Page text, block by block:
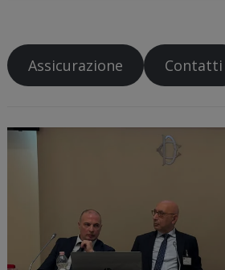
Assicurazione Contatti